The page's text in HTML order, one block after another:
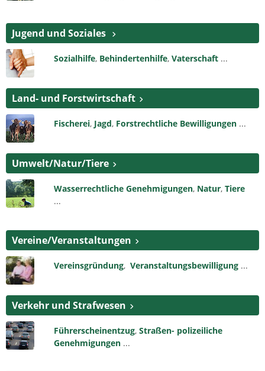
Jugend und Soziales
Sozialhilfe, Behindertenhilfe,Vaterschaft ...
Land- und Forstwirtschaft
Fischerei, Jagd, Forstrechtliche Bewilligungen ...
Umwelt/Natur/Tiere
Wasserrechtliche Genehmigungen, Natur,Tiere
...
Vereine/Veranstaltungen
Vereinsgründung,Veranstaltungsbewilligung ...
Verkehr und Strafwesen
Führerscheinentzug,Straßen- polizeiliche
Genehmigungen ...